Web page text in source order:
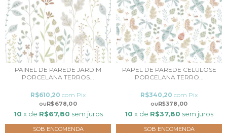
PAINEL DE PAREDE JARDIM
PORCELANA TERROS...
R$678,00
R$610,20 com Pix
10 x de R$67,80 sem juros
SOB ENCOMENDA
PAPEL DE PAREDE CELULOSE
PORCELANA TERRO...
R$378,00
R$340,20 com Pix
10 x de R$37,80 sem juros
SOB ENCOMENDA